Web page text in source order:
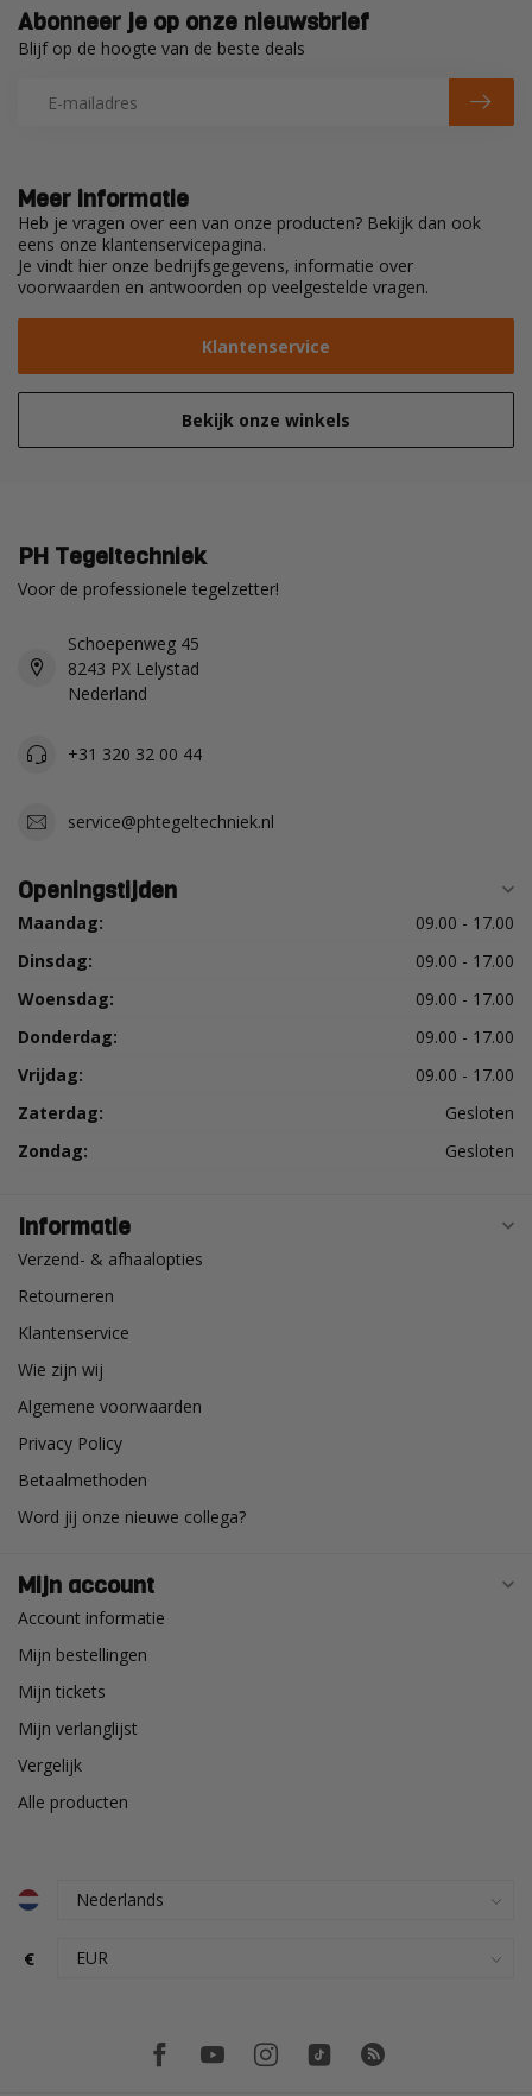
Meer informatie
Heb je vragen over een van onze producten? Bekijk dan ook
eens onze klantenservicepagina.
Je vindt hier onze bedrijfsgegevens, informatie over
voorwaarden en antwoorden op veelgestelde vragen.
Klantenservice
Bekijk onze winkels
Abonneer je op onze nieuwsbrief
Blijf op de hoogte van de beste deals
PH Tegeltechniek
Voor de professionele tegelzetter!
Schoepenweg 45
8243 PX Lelystad
Nederland
+31 320 32 00 44
service@phtegeltechniek.nl
Openingstijden
Maandag:
09.00 - 17.00
Dinsdag:
09.00 - 17.00
Woensdag:
09.00 - 17.00
Donderdag:
09.00 - 17.00
Vrijdag:
09.00 - 17.00
Zaterdag:
Gesloten
Zondag:
Gesloten
Informatie
Verzend- & afhaalopties
Retourneren
Klantenservice
Wie zijn wij
Algemene voorwaarden
Privacy Policy
Betaalmethoden
Word jij onze nieuwe collega?
Mijn account
Account informatie
Mijn bestellingen
Mijn tickets
Mijn verlanglijst
Vergelijk
Alle producten
€